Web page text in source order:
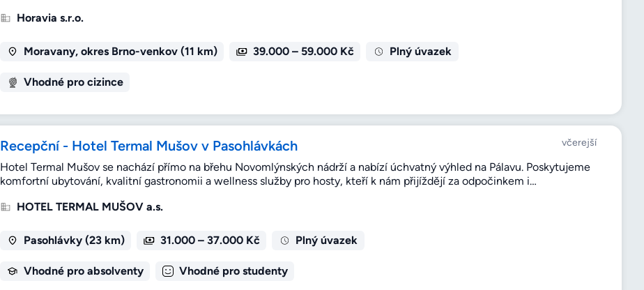
Horavia s.r.o.
Moravany, okres Brno-venkov (11 km) 39.000 – 59.000 Kč Plný úvazek
Vhodné pro cizince
Recepční - Hotel Termal Mušov v Pasohlávkách včerejší
Hotel Termal Mušov se nachází přímo na břehu Novomlýnských nádrží a nabízí úchvatný výhled na Pálavu. Poskytujeme
komfortní ubytování, kvalitní gastronomii a wellness služby pro hosty, kteří k nám přijíždějí za odpočinkem i…
HOTEL TERMAL MUŠOV a.s.
Pasohlávky (23 km) 31.000 – 37.000 Kč Plný úvazek
Vhodné pro absolventy Vhodné pro studenty